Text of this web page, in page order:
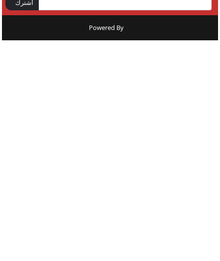
أشترك
Powered By